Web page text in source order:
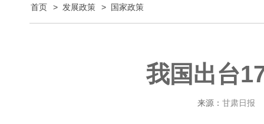
首页 > 发展政策 > 国家政策
我国出台
来源： 甘肃日报